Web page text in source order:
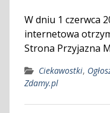
W dniu 1 czerwca
internetowa
Strona Przyjazna
Ciekawostki,
Zdamy.pl